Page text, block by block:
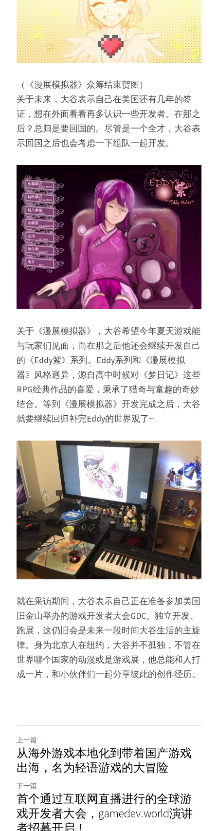
（《漫展模拟器》众筹结束贺图）
关于未来，大谷表示自己在美国还有几年的签
证，想在外面看看再多认识一些开发者。在那之
后？总归是要回国的。尽管是一个全才，大谷表
示回国之后也会考虑一下组队一起开发。
关于《漫展模拟器》，大谷希望今年夏天游戏能
与玩家们见面，而在那之后他还会继续开发自己
的《Eddy紫》系列。Eddy系列和《漫展模拟
器》风格迥异，源自高中时候对《梦日记》这些
RPG经典作品的喜爱，秉承了猎奇与童趣的奇妙
结合。等到《漫展模拟器》开发完成之后，大谷
就要继续回归补完Eddy的世界观了~
就在采访期间，大谷表示自己正在准备参加美国
旧金山举办的游戏开发者大会GDC。独立开发、
跑展，这仍旧会是未来一段时间大谷生活的主旋
律。身为北京人在纽约，大谷并不孤独，不管在
世界哪个国家的动漫或是游戏展，他总能和人打
成一片，和小伙伴们一起分享彼此的创作经历。
上一篇
从海外游戏本地化到带着国产游戏
出海，名为轻语游戏的大冒险
下一篇
首个通过互联网直播进行的全球游
戏开发者大会，gamedev.world演讲
者招募开启！